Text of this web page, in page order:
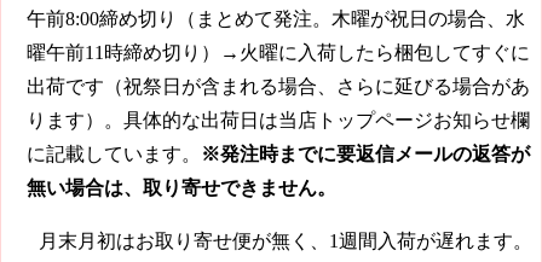
午前8:00締め切り（まとめて発注。木曜が祝日の場合、水
曜午前11時締め切り）→火曜に入荷したら梱包してすぐに
出荷です（祝祭日が含まれる場合、さらに延びる場合があ
ります）。具体的な出荷日は当店トップページお知らせ欄
に記載しています。
※発注時までに要返信メールの返答が
無い場合は、取り寄せできません。
月末月初はお取り寄せ便が無く、1週間入荷が遅れます。